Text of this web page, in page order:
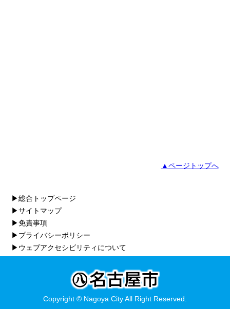
▲ページトップへ
▶総合トップページ
▶サイトマップ
▶免責事項
▶プライバシーポリシー
▶ウェブアクセシビリティについて
Copyright © Nagoya City All Right Reserved.